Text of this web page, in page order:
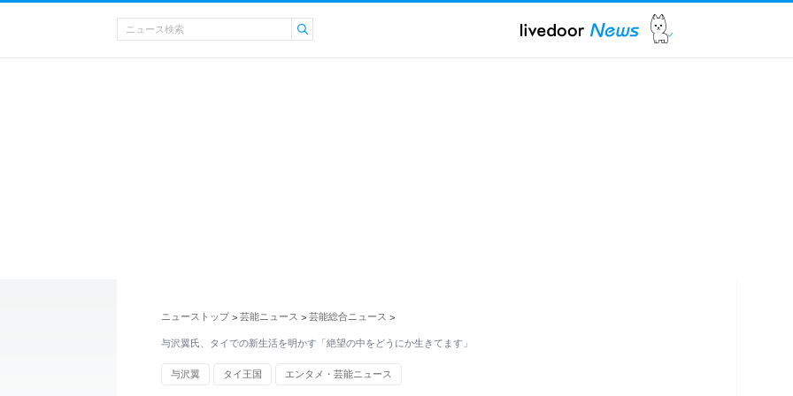
ニューストップ > 芸能ニュース > 芸能総合ニュース >
与沢翼氏、タイでの新生活を明かす「絶望の中をどうにか生きてます」
与沢翼 タイ王国 エンタメ・芸能ニュース